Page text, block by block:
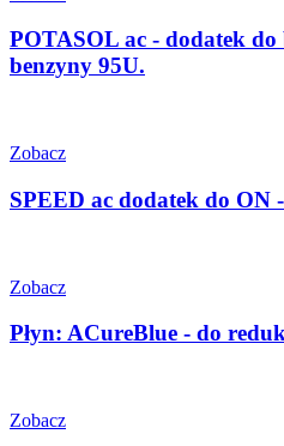
POTASOL ac - dodatek
benzyny 95U.
Zobacz
SPEED ac dodatek do ON
Zobacz
Płyn: ACureBlue - do
Zobacz